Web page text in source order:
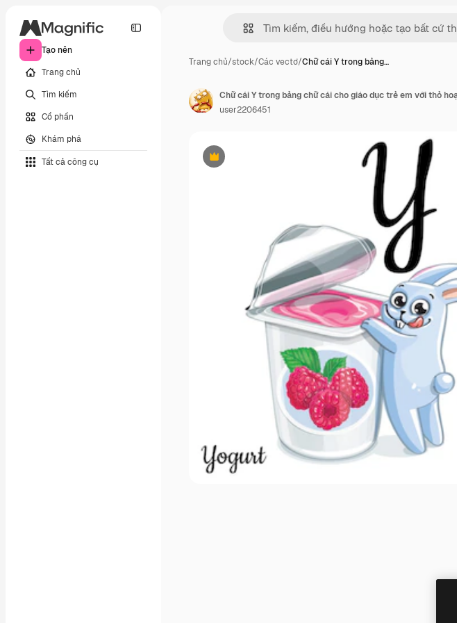
Tạo nên
Trang chủ
Tìm kiếm
Cổ phần
Khám phá
Tất cả công cụ
Trang chủ/stock/Các vectơ/Chữ cái Y trong bảng…
Phần thưởng
user2206451